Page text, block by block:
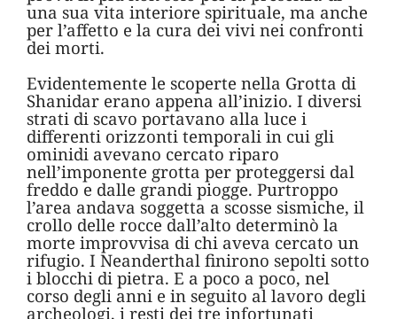
una sua vita interiore spirituale, ma anche
per l’affetto e la cura dei vivi nei confronti
dei morti.
Evidentemente le scoperte nella Grotta di
Shanidar erano appena all’inizio. I diversi
strati di scavo portavano alla luce i
differenti orizzonti temporali in cui gli
ominidi avevano cercato riparo
nell’imponente grotta per proteggersi dal
freddo e dalle grandi piogge. Purtroppo
l’area andava soggetta a scosse sismiche, il
crollo delle rocce dall’alto determinò la
morte improvvisa di chi aveva cercato un
rifugio. I Neanderthal finirono sepolti sotto
i blocchi di pietra. E a poco a poco, nel
corso degli anni e in seguito al lavoro degli
archeologi, i resti dei tre infortunati